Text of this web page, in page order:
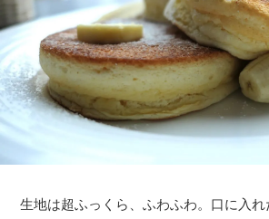
生地は超ふっくら、ふわふわ。口に入れ